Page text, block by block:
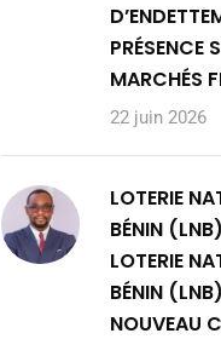
PRÉSENCE
MARCHÉS
22 juin 2026
LOTERIE
BÉNIN
LOTERIE
BÉNIN
NOUVEAU